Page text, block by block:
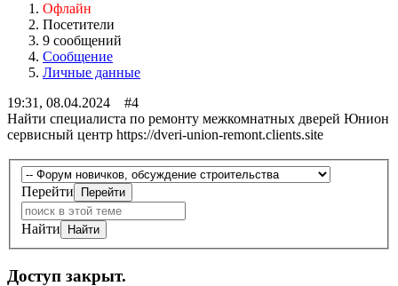
Офлайн
Посетители
9 сообщений
Сообщение
Личные данные
19:31, 08.04.2024 #4
Найти специалиста по ремонту межкомнатных дверей Юнион
сервисный центр https://dveri-union-remont.clients.site
Перейти
Найти
Доступ закрыт.